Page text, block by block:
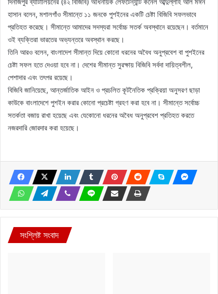
হাসান বলেন, মশালগাঁও সীমান্তে ১১ জনকে পুশইনের একটি চেষ্টা বিজিবি সফলভাবে
প্রতিহত করেছে। সীমান্তে আমাদের সদস্যরা সর্বোচ্চ সতর্ক অবস্থানে রয়েছেন। বর্তমানে
ওই ব্যক্তিরা ভারতের অভ্যন্তরে অবস্থান করছে।
তিনি আরও বলেন, বাংলাদেশ সীমান্ত দিয়ে কোনো ধরনের অবৈধ অনুপ্রবেশ বা পুশইনের
চেষ্টা সফল হতে দেওয়া হবে না। দেশের সীমান্ত সুরক্ষায় বিজিবি সর্বদা দায়িত্বশীল,
পেশাদার এবং তৎপর রয়েছে।
বিজিবি জানিয়েছে, আন্তর্জাতিক আইন ও প্রচলিত কূটনৈতিক প্রক্রিয়া অনুসরণ ছাড়া
কাউকে বাংলাদেশে পুশইন করার কোনো প্রচেষ্টা গ্রহণ করা হবে না। সীমান্তে সর্বোচ্চ
সতর্কতা বজায় রাখা হয়েছে এবং যেকোনো ধরনের অবৈধ অনুপ্রবেশ প্রতিহত করতে
নজরদারি জোরদার করা হয়েছে।
সংশ্লিষ্ট সংবাদ